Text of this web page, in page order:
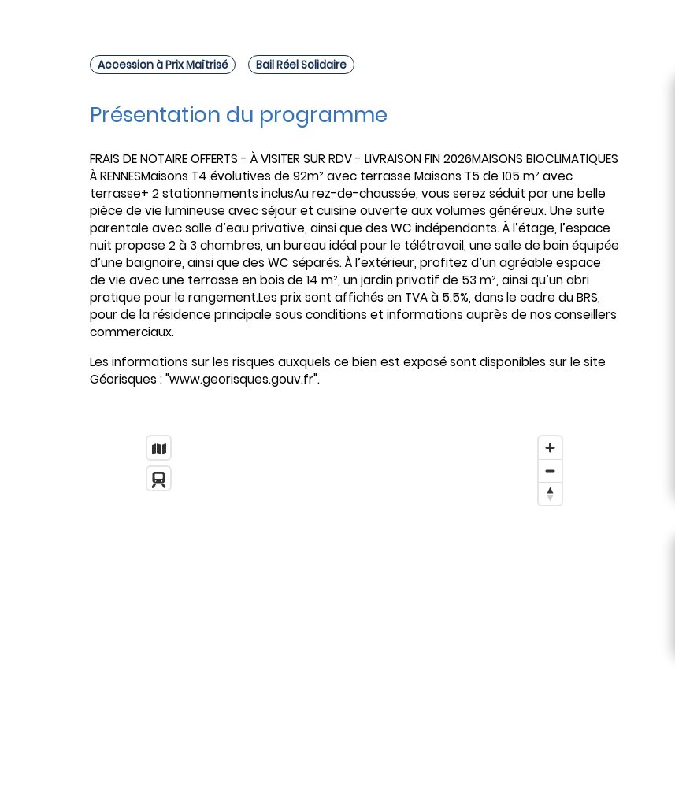
Accession à Prix Maîtrisé Bail Réel Solidaire
Présentation du programme
FRAIS DE NOTAIRE OFFERTS - À VISITER SUR RDV - LIVRAISON FIN 2026MAISONS BIOCLIMATIQUES
À RENNESMaisons T4 évolutives de 92m² avec terrasse Maisons T5 de 105 m² avec
terrasse+ 2 stationnements inclusAu rez-de-chaussée, vous serez séduit par une belle
pièce de vie lumineuse avec séjour et cuisine ouverte aux volumes généreux. Une suite
parentale avec salle d’eau privative, ainsi que des WC indépendants. À l’étage, l’espace
nuit propose 2 à 3 chambres, un bureau idéal pour le télétravail, une salle de bain équipée
d’une baignoire, ainsi que des WC séparés. À l’extérieur, profitez d’un agréable espace
de vie avec une terrasse en bois de 14 m², un jardin privatif de 53 m², ainsi qu’un abri
pratique pour le rangement.Les prix sont affichés en TVA à 5.5%, dans le cadre du BRS,
pour de la résidence principale sous conditions et informations auprès de nos conseillers
commerciaux.
Les informations sur les risques auxquels ce bien est exposé sont disponibles sur le site
Géorisques : "www.georisques.gouv.fr".